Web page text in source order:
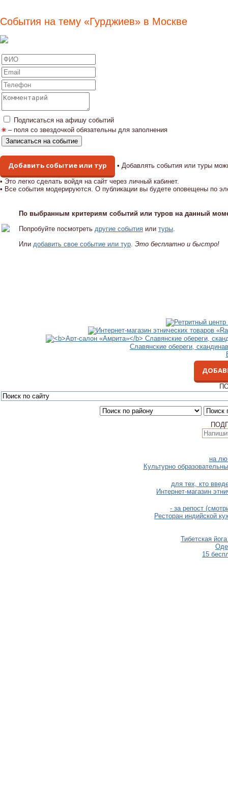
События на тему «Гурджиев» в Москве
Подписаться на афишу событий
– поля со звездочкой обязательны для заполнения
Добавить событие или тур • Добавлять события или туры
• Это легко сделать войдя на сайт через личный кабинет.
• Все события модерируются. О публикации вы будете оповещены по
По выбранным критериям событий или туров на данный
Попробуйте посмотреть другие события или туры.
Или добавить свое событие или тур. Это бесплатно и быстро!
Славянские обереги,
на
Культурно
для тех, кто
Интернет-магазин
- за репост
Ресторан индийской
Тибетская
15